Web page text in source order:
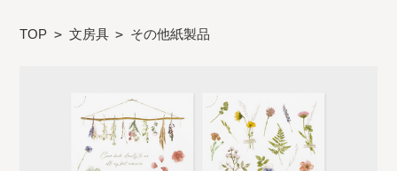
TOP > 文房具 > その他紙製品